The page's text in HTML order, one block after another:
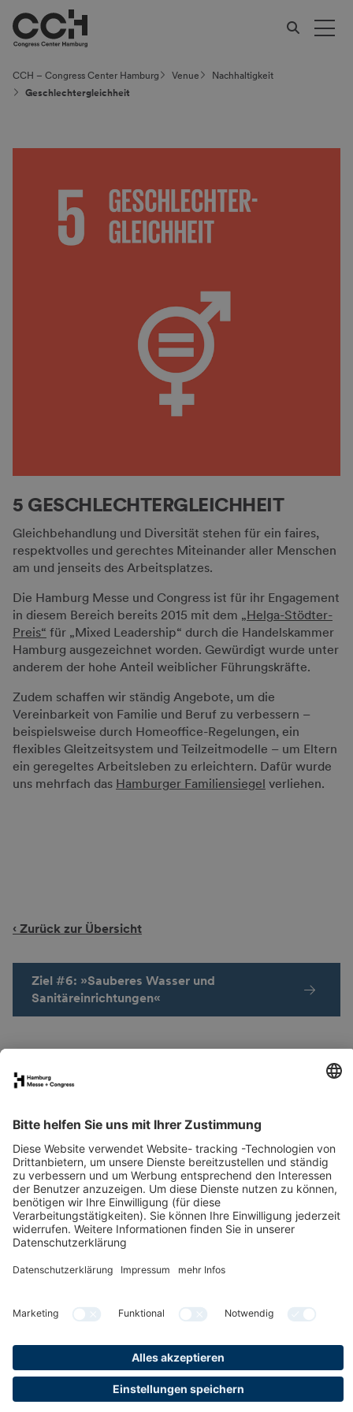
CCH – Congress Center Hamburg Venue
Nachhaltig­keit
Geschlechtergleichheit
5 GESCHLECHTERGLEICHHEIT
Gleichbehandlung und Diversität stehen für ein faires,
respektvolles und gerechtes Miteinander aller Menschen
am und jenseits des Arbeitsplatzes.
Die Hamburg Messe und Congress ist für ihr Engagement
in diesem Bereich bereits 2015 mit dem „Helga-Stödter-
Preis“ für „Mixed Leadership“ durch die Handelskammer
Hamburg ausgezeichnet worden. Gewürdigt wurde unter
anderem der hohe Anteil weiblicher Führungskräfte.
Zudem schaffen wir ständig Angebote, um die
Vereinbarkeit von Familie und Beruf zu verbessern –
beispielsweise durch Homeoffice-Regelungen, ein
flexibles Gleitzeitsystem und Teilzeitmodelle – um Eltern
ein geregeltes Arbeitsleben zu erleichtern. Dafür wurde
uns mehrfach das Hamburger Familiensiegel verliehen.
‹ Zurück zur Übersicht
Ziel #6: »Sauberes Wasser und
Sanitäreinrichtungen«
Anreise
Kontakt
Downloads
Newsletter
LinkedIn
YouTube
Datenschutz Impressum
Cookies & Tracking
Gender-Hinweis